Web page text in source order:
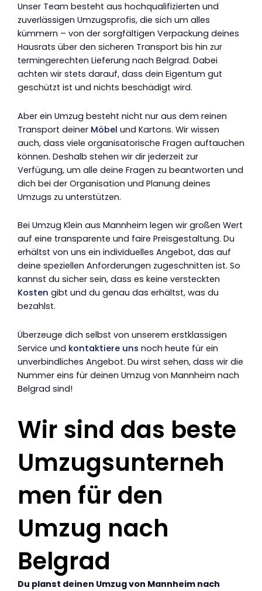
Unser Team besteht aus hochqualifizierten und
zuverlässigen Umzugsprofis, die sich um alles
kümmern – von der sorgfältigen Verpackung deines
Hausrats über den sicheren Transport bis hin zur
termingerechten Lieferung nach Belgrad. Dabei
achten wir stets darauf, dass dein Eigentum gut
geschützt ist und nichts beschädigt wird.
Aber ein Umzug besteht nicht nur aus dem reinen
Transport deiner Möbel und Kartons. Wir wissen
auch, dass viele organisatorische Fragen auftauchen
können. Deshalb stehen wir dir jederzeit zur
Verfügung, um alle deine Fragen zu beantworten und
dich bei der Organisation und Planung deines
Umzugs zu unterstützen.
Bei Umzug Klein aus Mannheim legen wir großen Wert
auf eine transparente und faire Preisgestaltung. Du
erhältst von uns ein individuelles Angebot, das auf
deine speziellen Anforderungen zugeschnitten ist. So
kannst du sicher sein, dass es keine versteckten
Kosten gibt und du genau das erhältst, was du
bezahlst.
Überzeuge dich selbst von unserem erstklassigen
Service und kontaktiere uns noch heute für ein
unverbindliches Angebot. Du wirst sehen, dass wir die
Nummer eins für deinen Umzug von Mannheim nach
Belgrad sind!
Wir sind das beste
Umzugsunterneh
men für den
Umzug nach
Belgrad
Du planst deinen Umzug von Mannheim nach